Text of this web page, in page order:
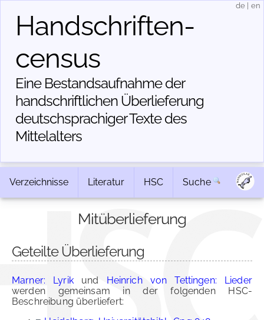
Handschriften­
census
Eine Bestandsaufnahme der
handschriftlichen Über­lieferung
deutschsprachiger Texte des
Mittelalters
de en
Verzeichnisse Literatur HSC Suche
Mitüberlieferung
Geteilte Überlieferung
Marner: Lyrikund Heinrich von Tettingen: Lieder
werden gemeinsam in der folgenden HSC-
Beschreibung überliefert: